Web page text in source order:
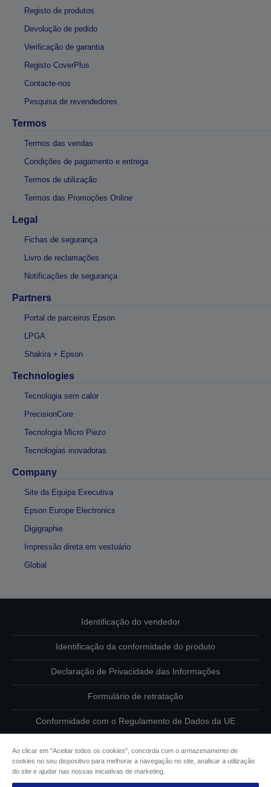
Registo de produtos
Devolução de pedido
Verificação de garantia
Registo CoverPlus
Contacte-nos
Pesquisa de revendedores
Termos
Termos das vendas
Condições de pagamento e entrega
Termos de utilização
Termos das Promoções Online
Legal
Fichas de segurança
Livro de reclamações
Notificações de segurança
Partners
Portal de parceiros Epson
LPGA
Shakira + Epson
Technologies
Tecnologia sem calor
PrecisionCore
Tecnologia Micro Piezo
Tecnologias inovadoras
Company
Site da Equipa Executiva
Epson Europe Electronics
Digigraphie
Impressão direta em vestuário
Global
Identificação do vendedor
Identificação da conformidade do produto
Declaração de Privacidade das Informações
Formulário de retratação
Conformidade com o Regulamento de Dados da UE
Informações sobre cookies
Ao clicar em "Aceitar todos os cookies", concorda com o armazenamento de
cookies no seu dispositivo para melhorar a navegação no site, analisar a utilização
do site e ajudar nas nossas iniciativas de marketing.